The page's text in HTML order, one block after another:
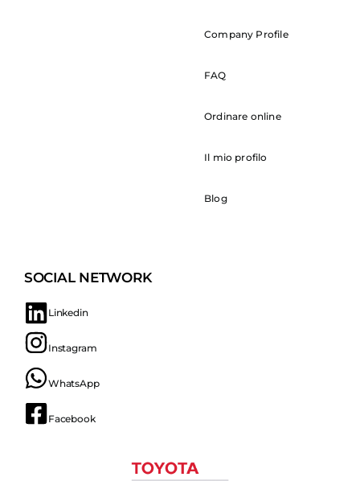
Company Profile
FAQ
Ordinare online
Il mio profilo
Blog
SOCIAL NETWORK
Linkedin
Instagram
WhatsApp
Facebook